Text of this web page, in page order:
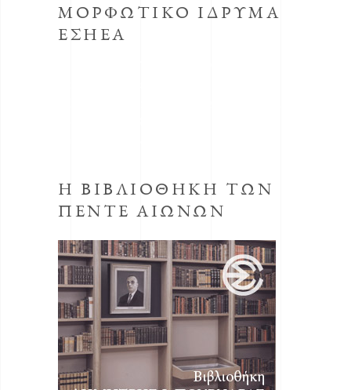
ΜΟΡΦΩΤΙΚΟ ΙΔΡΥΜΑ
ΕΣΗΕΑ
Η ΒΙΒΛΙΟΘΗΚΗ ΤΩΝ
ΠΕΝΤΕ ΑΙΩΝΩΝ